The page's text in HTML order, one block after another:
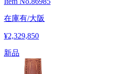
在庫有/大阪
¥2,329,850
新品